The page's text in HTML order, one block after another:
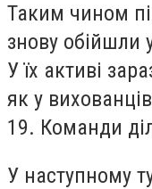
Таким чином
знову обійшли
У їх активі
як у
19. Команди
У наступному